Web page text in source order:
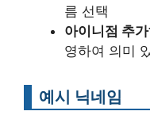
름 선택
아이니점 추
영하여 의미
예시 닉네임